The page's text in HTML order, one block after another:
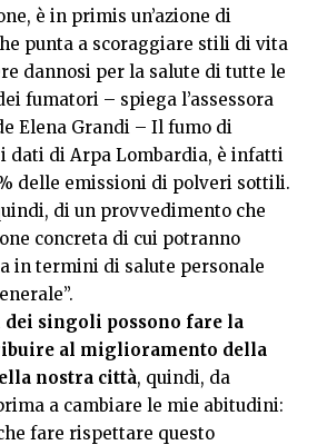
è in primis un’azione di
punta a scoraggiare stili di vita
dannosi per la salute di tutte le
fumatori – spiega l’assessora
Elena Grandi – Il fumo di
dati di Arpa Lombardia, è infatti
delle emissioni di polveri sottili.
di un provvedimento che
concreta di cui potranno
in termini di salute personale
singoli possono fare la
al miglioramento della
nostra città, quindi, da
a cambiare le mie abitudini:
fare rispettare questo